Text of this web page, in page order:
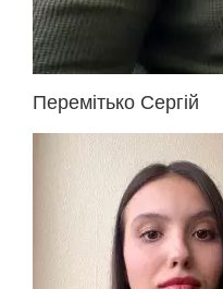
Перемітько Сергій